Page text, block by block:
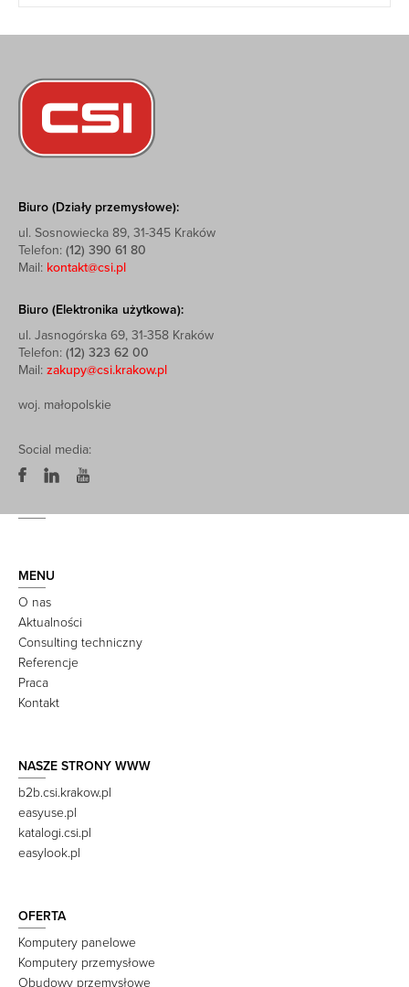
Biuro (Działy przemysłowe):
ul. Sosnowiecka 89, 31-345 Kraków
Telefon: (12) 390 61 80
Mail: kontakt@csi.pl
Biuro (Elektronika użytkowa):
ul. Jasnogórska 69, 31-358 Kraków
Telefon: (12) 323 62 00
Mail: zakupy@csi.krakow.pl
woj. małopolskie
Social media:
MENU
O nas
Aktualności
Consulting techniczny
Referencje
Praca
Kontakt
NASZE STRONY WWW
b2b.csi.krakow.pl
easyuse.pl
katalogi.csi.pl
easylook.pl
OFERTA
Komputery panelowe
Komputery przemysłowe
Obudowy przemysłowe